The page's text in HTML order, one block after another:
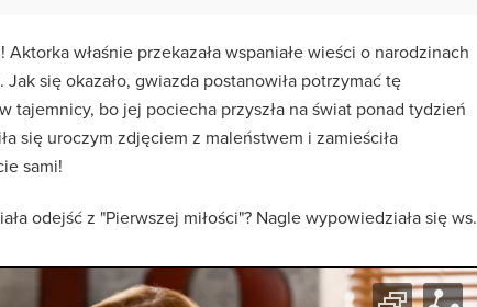
właśnie przekazała wspaniałe wieści o narodzinach
się okazało, gwiazda postanowiła potrzymać tę
tajemnicy, bo jej pociecha przyszła na świat ponad tydzień
się uroczym zdjęciem z maleństwem i zamieściła
sami!
odejść z "Pierwszej miłości"? Nagle wypowiedziała się ws.